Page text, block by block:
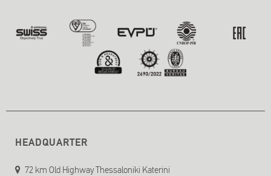
HEADQUARTER
72 km Old Highway Thessaloniki Katerini